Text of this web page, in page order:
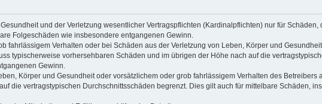
und der Verletzung wesentlicher Vertragspflichten (Kardinalpflichten) nur für
Folgeschäden wie insbesondere entgangenen Gewinn.
fahrlässigem Verhalten oder bei Schäden aus der Verletzung von Leben, Körper und
typischerweise vorhersehbaren Schäden und im übrigen der Höhe nach auf die
Gewinn.
Körper und Gesundheit oder vorsätzlichem oder grob fahrlässigem Verhalten des Betreibers
die vertragstypischen Durchschnittsschäden begrenzt. Dies gilt auch für mittelbare Schäden,